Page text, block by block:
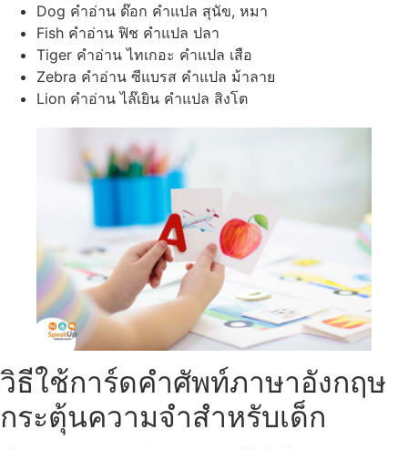
Dog คำอ่าน ด๊อก คำแปล สุนัข, หมา
Fish คำอ่าน ฟิช คำแปล ปลา
Tiger คำอ่าน ไทเกอะ คำแปล เสือ
Zebra คำอ่าน ซีแบรส คำแปล ม้าลาย
Lion คำอ่าน ไล๊เยิน คำแปล สิงโต
วิธีใช้การ์ดคําศัพท์ภาษาอังกฤษ
กระตุ้นความจำสำหรับเด็ก